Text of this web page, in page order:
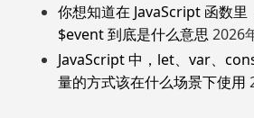
你想知道在 JavaScript 函数里
$event 到底是什么意思 2026
JavaScript 中，let、var、
量的方式该在什么场景下使用